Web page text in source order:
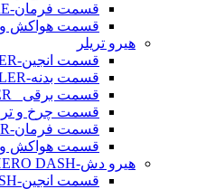
قسمت فرمان-PLEASURE
قسمت هواکش و کاربرات - PLEASURE
هیرو تریلر
قسمت انجین-THRILLER
قسمت بدنه-THRILLER
قسمت برقی _THRILLER
قسمت چرخ و ترمز-THRILLER
قسمت فرمان-THRILLER
قسمت هواکش و کاربرات - THRILLER
هیرو دش-HERO DASH
قسمت انجین-DASH